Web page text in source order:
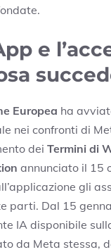
e
Europea ha
nei confronti di
dei Termini di
annunciato il 15
gli
parti. Dal 15
IA disponibile
da Meta stessa,